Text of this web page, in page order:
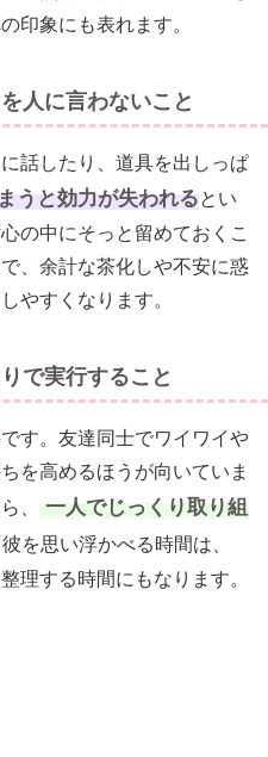
印象にも表れます。
人に言わないこと
話したり、道具を出しっぱ
うと効力が失われるとい
の中にそっと留めておくこ
、余計な茶化しや不安に惑
やすくなります。
で実行すること
す。友達同士でワイワイや
を高めるほうが向いていま
、
一人でじっくり取り組
を思い浮かべる時間は、
理する時間にもなります。